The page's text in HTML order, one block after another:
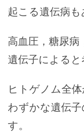
起こる遺伝病も
高血圧，糖尿
遺伝子によると
ヒトゲノム全
わずかな遺伝
す。